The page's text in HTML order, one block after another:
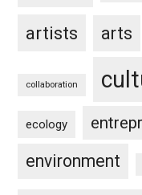
artists arts
collaboration
ecology
environment